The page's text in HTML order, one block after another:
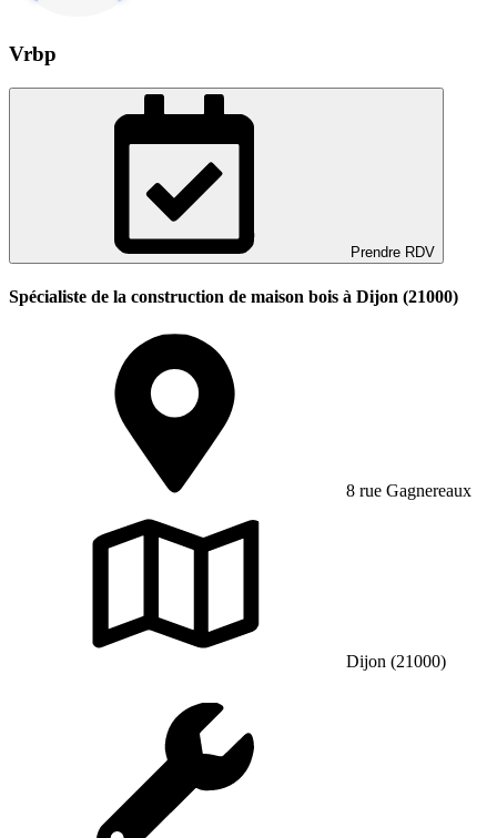
Vrbp
Prendre RDV
Spécialiste de la construction de maison bois à Dijon (21000)
8 rue Gagnereaux
Dijon (21000)